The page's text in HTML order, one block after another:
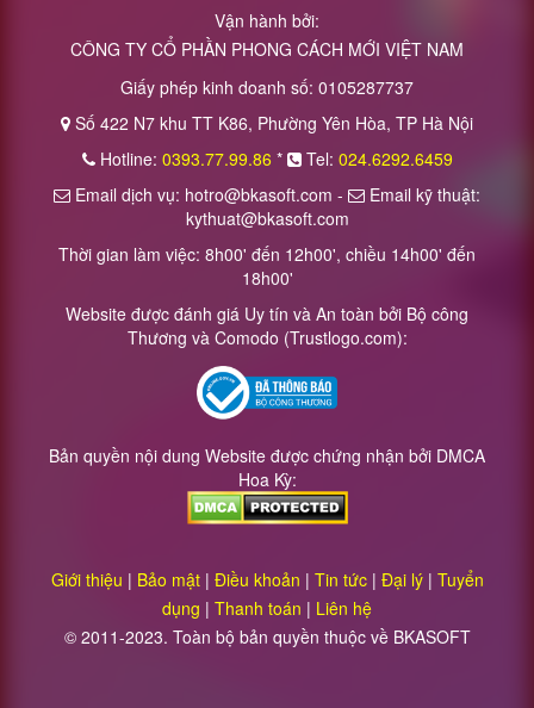
Vận hành bởi:
CÔNG TY CỔ PHẦN PHONG CÁCH MỚI VIỆT NAM
Giấy phép kinh doanh số: 0105287737
Số 422 N7 khu TT K86, Phường Yên Hòa, TP Hà Nội
Hotline: 0393.77.99.86 * Tel: 024.6292.6459
Email dịch vụ: hotro@bkasoft.com -
Email kỹ thuật:
kythuat@bkasoft.com
Thời gian làm việc: 8h00' đến 12h00', chiều 14h00' đến
18h00'
Website được đánh giá Uy tín và An toàn bởi Bộ công
Thương và Comodo (Trustlogo.com):
Bản quyền nội dung Website được chứng nhận bởi DMCA
Hoa Kỳ:
Giới thiệu | Bảo mật| Điều khoản | Tin tức| Đại lý| Tuyển
dụng | Thanh toán | Liên hệ
© 2011-2023. Toàn bộ bản quyền thuộc về BKASOFT